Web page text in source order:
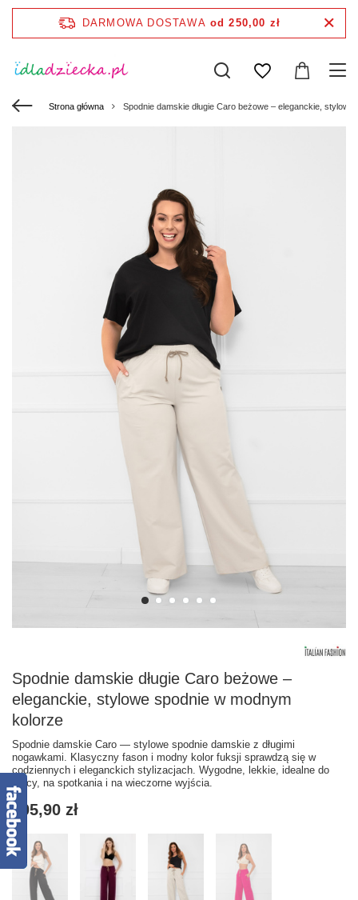
DARMOWA DOSTAWA od 250,00 zł
Strona główna Spodnie damskie długie Caro beżowe – eleganckie,
Spodnie damskie długie Caro beżowe –
eleganckie, stylowe spodnie w modnym
kolorze
Spodnie damskie Caro — stylowe spodnie damskie z długimi
nogawkami. Klasyczny fason i modny kolor fuksji sprawdzą się w
codziennych i eleganckich stylizacjach. Wygodne, lekkie, idealne do
pracy, na spotkania i na wieczorne wyjścia.
205,90 zł